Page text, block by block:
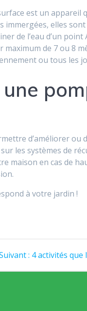
est un appareil
immergées, elles
de l’eau d’un point
de 7 ou 8
ou tous les
d’améliorer ou
les systèmes de
en cas de
à votre jardin !
: Article
4 activités que